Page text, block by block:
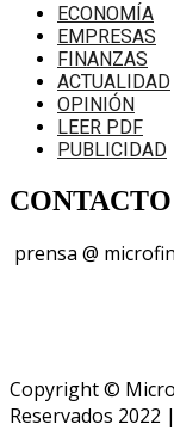
ECONOMÍA
EMPRESAS
FINANZAS
ACTUALIDAD
OPINIÓN
LEER PDF
PUBLICIDAD
CONTACTO
prensa @
Copyright ©
Reservados 2022 |